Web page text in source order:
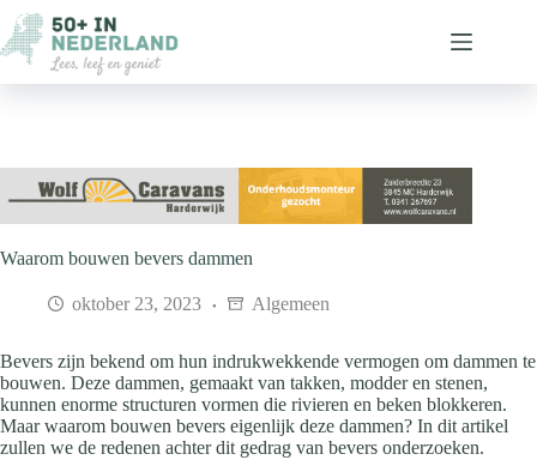
naar
de
inhoud
Waarom bouwen bevers dammen
oktober 23, 2023 Algemeen
Bevers zijn bekend om hun indrukwekkende vermogen om dammen te
bouwen. Deze dammen, gemaakt van takken, modder en stenen,
kunnen enorme structuren vormen die rivieren en beken blokkeren.
Maar waarom bouwen bevers eigenlijk deze dammen? In dit artikel
zullen we de redenen achter dit gedrag van bevers onderzoeken.